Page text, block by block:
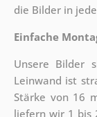
die Bilder in
Einfache
Unsere Bilder
Leinwand ist
Stärke von 16
liefern wir 1 bis